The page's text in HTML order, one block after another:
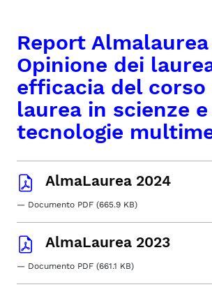
Report
Opinione dei
efficacia del corso
laurea in scienze e
tecnologie
AlmaLaurea 2024
— Documento PDF (665.9 KB)
AlmaLaurea 2023
— Documento PDF (661.1 KB)